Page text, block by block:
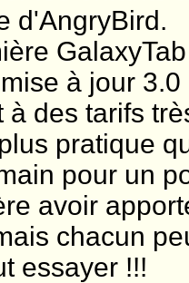
d'AngryBird.
à jour
à des tarifs
pratique
pour un
avoir
chacun
essayer !!!